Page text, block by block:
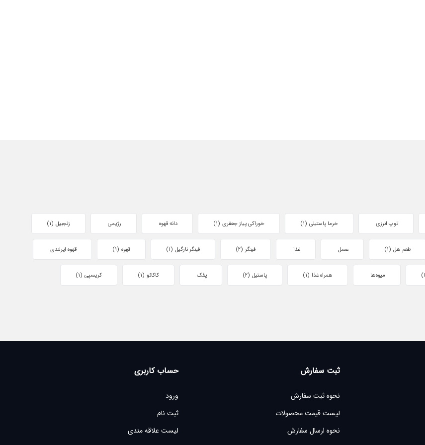
توپ انرزی خرما پاستیلی (1) خوراکی پیاز جعفری (1) دانه قهوه رژیمی زنجبیل (1)
طعم هل (1) عسل غذا فینگر (2) فینگر نارگیل (1) قهوه (1) قهوه ایرلندی
میوه‌ها همراه غذا (1) پاستیل (2) پفک کاکائو (1) کریسپی (1)
ثبت سفارش
نحوه ثبت سفارش
لیست قیمت محصولات
نحوه ارسال سفارش
حساب کاربری
ورود
ثبت نام
لیست علاقه مندی